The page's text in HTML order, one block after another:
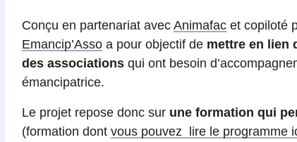
Conçu en partenariat avec Animafacet copiloté
Emancip’Assoa pour objectif de mettre en lien
des associationsqui ont besoin
émancipatrice.
Le projet repose donc sur une formation qui
(formation dont vous pouvez lire le programme